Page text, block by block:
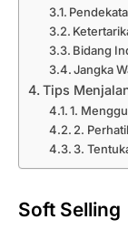
Bidang
Jangka
Tips
1.
2.
3.
Soft Selling